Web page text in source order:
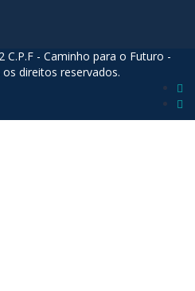
C.P.F - Caminho para o Futuro -
direitos reservados.